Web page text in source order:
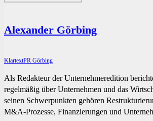
Alexander Görbing
KlartextPR Görbing
Als Redakteur der Unternehmeredition
regelmäßig über Unternehmen und das
seinen Schwerpunkten gehören
M&A-Prozesse, Finanzierungen und